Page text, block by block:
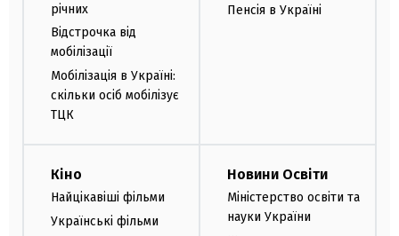
річних
Відстрочка від
мобілізації
Мобілізація в Україні:
скільки осіб мобілізує
ТЦК
Пенсія в Україні
Кіно
Найцікавіші фільми
Українські фільми
Новини Освіти
Міністерство освіти та
науки України